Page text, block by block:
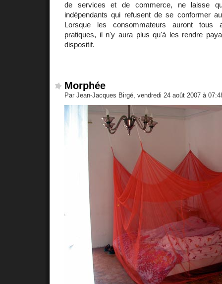
de services et de commerce, ne laisse
indépendants qui refusent de se conformer
Lorsque les consommateurs auront tous
pratiques, il n'y aura plus qu'à les rendre
dispositif.
Morphée
Par Jean-Jacques Birgé, vendredi 24 août 2007 à